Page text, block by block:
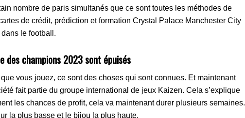
nombre de paris simultanés que ce sont toutes les méthodes de
de crédit, prédiction et formation Crystal Palace Manchester City
le football.
des champions 2023 sont épuisés
vous jouez, ce sont des choses qui sont connues. Et maintenant
fait partie du groupe international de jeux Kaizen. Cela s’explique
les chances de profit, cela va maintenant durer plusieurs semaines.
la plus basse et le bijou la plus haute.